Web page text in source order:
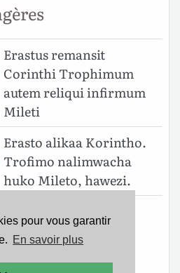
pour vous garantir
En savoir plus
Erastus remansit
Corinthi Trophimum
autem reliqui infirmum
Mileti
Erasto alikaa Korintho.
Trofimo nalimwacha
huko Mileto, hawezi.
Κορίνθῳ, Τρόφιμον δὲ
⸀ἀπέλιπον ἐν Μιλήτῳ
ἀσθενοῦντα.